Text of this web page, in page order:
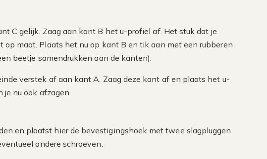
C gelijk. Zaag aan kant B het u-profiel af. Het stuk dat je
maat. Plaats het nu op kant B en tik aan met een rubberen
beetje samendrukken aan de kanten).
verstek af aan kant A. Zaag deze kant af en plaats het u-
nu ook afzagen.
en plaatst hier de bevestigingshoek met twee slagpluggen
andere schroeven.